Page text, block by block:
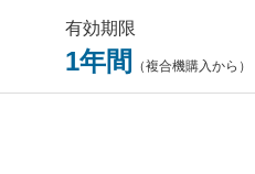
有効期限
1年間 （複合機購入から）